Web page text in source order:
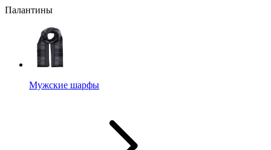
Палантины
Мужские шарфы